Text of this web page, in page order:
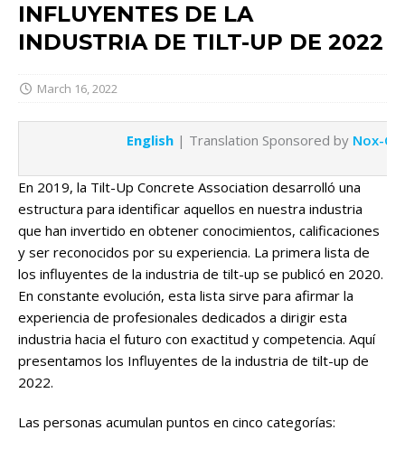
INFLUYENTES DE LA
INDUSTRIA DE TILT-UP DE 2022
March 16, 2022
English| Translation Sponsored by Nox-
En 2019, la Tilt-Up Concrete Association desarrolló una
estructura para identificar aquellos en nuestra industria
que han invertido en obtener conocimientos, calificaciones
y ser reconocidos por su experiencia. La primera lista de
los influyentes de la industria de tilt-up se publicó en 2020.
En constante evolución, esta lista sirve para afirmar la
experiencia de profesionales dedicados a dirigir esta
industria hacia el futuro con exactitud y competencia. Aquí
presentamos los Influyentes de la industria de tilt-up de
2022.
Las personas acumulan puntos en cinco categorías: